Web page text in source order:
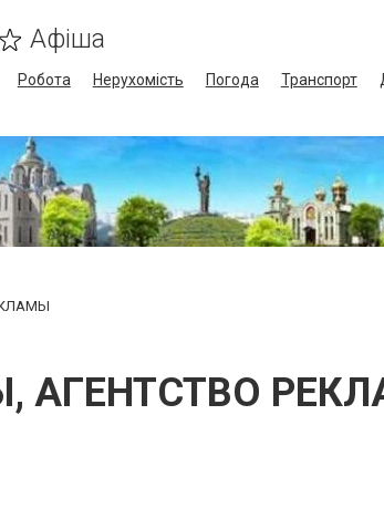
Афіша
Робота Нерухомість Погода Транспорт
АГЕНТСТВО